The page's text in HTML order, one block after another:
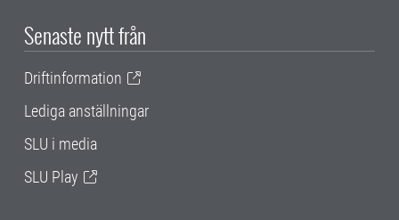
Senaste nytt från
Driftinformation
Lediga anställningar
SLU i media
SLU Play